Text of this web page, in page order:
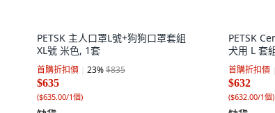
PETSK 主人口罩L號+狗狗口罩套組
XL號 米色, 1套
首購折扣價 23%$835
$635
($635.00/1個)
PETSK
犬用 L 套
首購折扣價
$632
($632.00/1個)